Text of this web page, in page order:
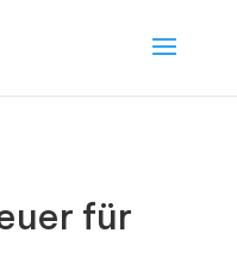
für